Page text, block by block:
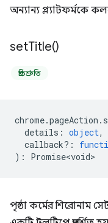
অন্যান্য প্ল্যাটফর্মকে
setTitle()
প্রতিশ্রুতি
chrome.pageAction .
details : object,
callback? :
) : Promise<void>
পৃষ্ঠা কর্মের শিরোনাম